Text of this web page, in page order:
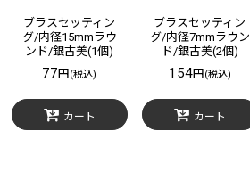
ブラスセッティン
グ/内径15mmラウ
ンド/銀古美(1個)
77円 (税込)
カート
ブラスセッティン
グ/内径7mmラウン
ド/銀古美(2個)
154円 (税込)
カート